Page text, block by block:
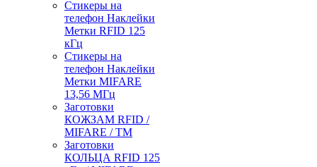
Стикеры на
телефон Наклейки
Метки RFID 125
кГц
Стикеры на
телефон Наклейки
Метки MIFARE
13,56 МГц
Заготовки
КОЖЗАМ RFID /
MIFARE / TM
Заготовки
КОЛЬЦА RFID 125